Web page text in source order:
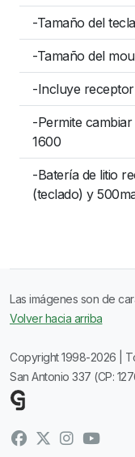
-Tamaño del
-Tamaño del
-Incluye
-Permite
1600
-Batería de litio
(teclado) y
Las imágenes son de
Volver hacia arriba
Copyright 1998-2026 |
San Antonio 337 (CP: